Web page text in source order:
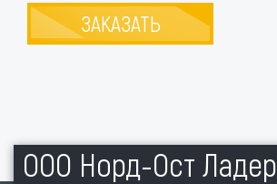
ЗАКАЗАТЬ
ООО Норд-Ост Ладер